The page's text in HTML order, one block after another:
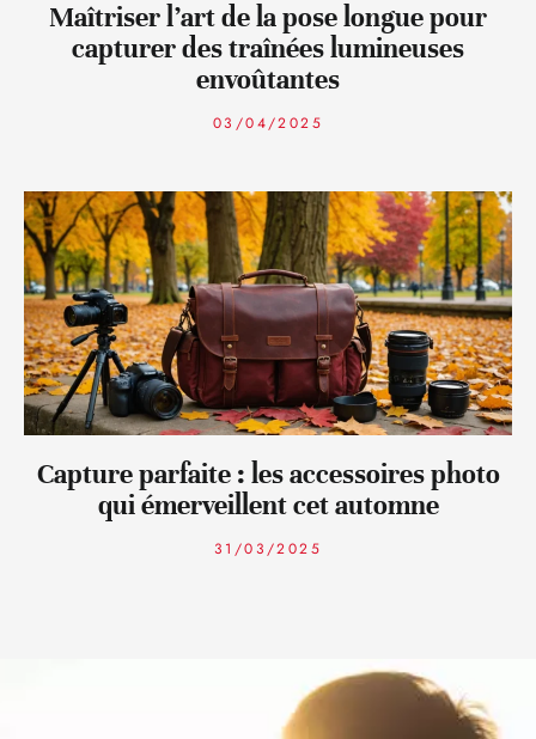
Maîtriser l’art de la pose longue pour
capturer des traînées lumineuses
envoûtantes
03/04/2025
Capture parfaite : les accessoires photo
qui émerveillent cet automne
31/03/2025